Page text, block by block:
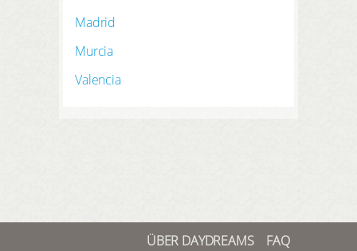
Madrid
Murcia
Valencia
ÜBER DAYDREAMS
FAQ